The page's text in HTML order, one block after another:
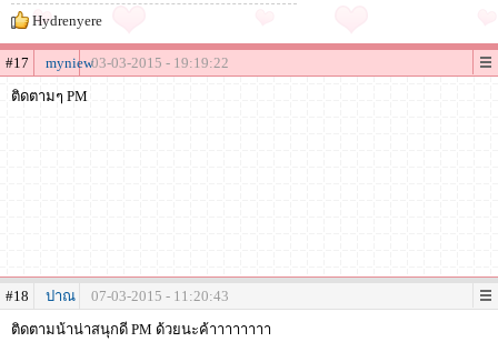
Hydrenyere
#17 myniew03-03-2015 - 19:19:22
ติดตามๆ PM
#18 ปาณ
07-03-2015 - 11:20:43
ติดตามน้าน่าสนุกดี PM ด้วยนะค้าาาาาาาา